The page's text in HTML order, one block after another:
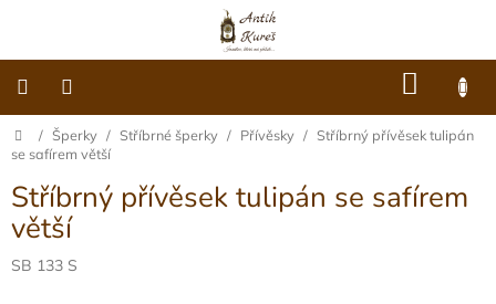
KOŠÍK
nás
Dárkové
poukazy
Šperky
Domů
/ Šperky / Stříbrné šperky / Přívěsky / Stříbrný přívěsek tulipán
se safírem větší
Stříbrný přívěsek tulipán se safírem
větší
SB 133 S